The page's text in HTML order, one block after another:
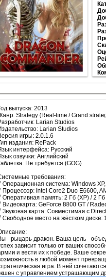
выпуска: 2013
Strategy (Real-time / Grand
Larian Studios
Larian Studios
игры: 2.0.1.6
издания: RePack
интерфейса: Русский
озвучки: Английский
Не требуется (GOG)
требования:
Операционная система: Windows
Процессор: Intel Core2 Duo E6600,
Оперативная память: 2 Гб (XP) / 2 Гб
Видеокарта: GeForce 8800 GT /
Звуковая карта: Совместимая с
Свободное место на жёстком диске:
- рыцарь-дракон. Ваша цель -
зависит только от ваших
и вести их к победе. Ваше
в любой момент
игра. В ней
с управлением устрашающим